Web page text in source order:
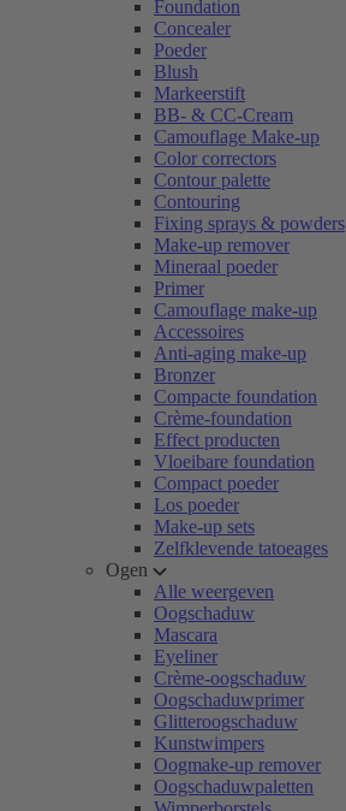
Foundation
Concealer
Poeder
Blush
Markeerstift
BB- & CC-Cream
Camouflage Make-up
Color correctors
Contour palette
Contouring
Fixing sprays & powders
Make-up remover
Mineraal poeder
Primer
Camouflage make-up
Accessoires
Anti-aging make-up
Bronzer
Compacte foundation
Crème-foundation
Effect producten
Vloeibare foundation
Compact poeder
Los poeder
Make-up sets
Zelfklevende tatoeages
Ogen
Alle weergeven
Oogschaduw
Mascara
Eyeliner
Crème-oogschaduw
Oogschaduwprimer
Glitteroogschaduw
Kunstwimpers
Oogmake-up remover
Oogschaduwpaletten